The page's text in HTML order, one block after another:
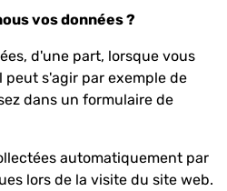
vos données ?
d'une part, lorsque vous
peut s'agir par exemple de
dans un formulaire de
automatiquement par
lors de la visite du site web.